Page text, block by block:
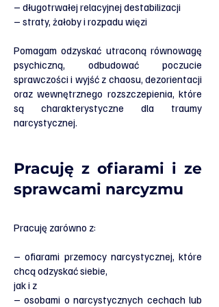
– długotrwałej relacyjnej destabilizacji
– straty, żałoby i rozpadu więzi
Pomagam odzyskać utraconą równowagę
psychiczną, odbudować poczucie
sprawczości i wyjść z chaosu, dezorientacji
oraz wewnętrznego rozszczepienia, które
są charakterystyczne dla traumy
narcystycznej.
Pracuję z ofiarami i ze
sprawcami narcyzmu
Pracuję zarówno z:
– ofiarami przemocy narcystycznej, które
chcą odzyskać siebie,
jak i z
– osobami o narcystycznych cechach lub